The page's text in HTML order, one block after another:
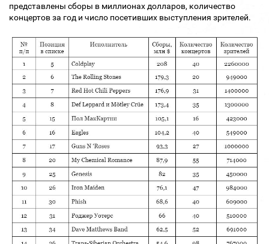
представлены сборы в миллионах долларов, количество
концертов за год и число посетивших выступления зрителей.